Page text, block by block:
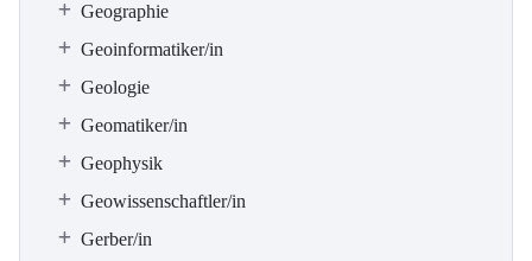
Geographie
Geoinformatiker/in
Geologie
Geomatiker/in
Geophysik
Geowissenschaftler/in
Gerber/in